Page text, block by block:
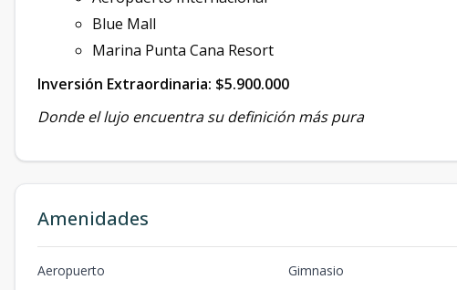
Blue Mall
Marina Punta Cana Resort
Inversión Extraordinaria: $5.900.000
Donde el lujo encuentra su definición más pura
Amenidades
Aeropuerto Gimnasio